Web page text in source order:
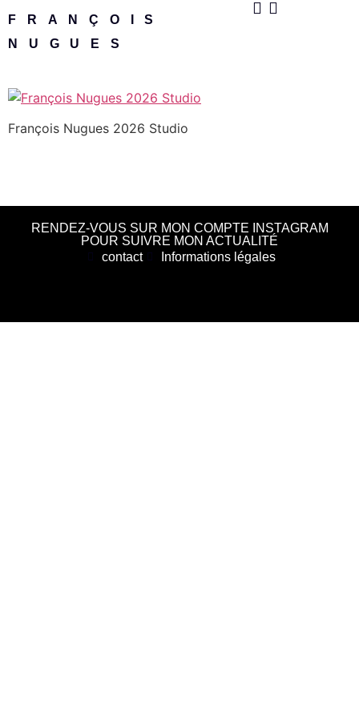
FRANÇOIS
NUGUES
François Nugues 2026 Studio
RENDEZ-VOUS SUR MON COMPTE INSTAGRAM
POUR SUIVRE MON ACTUALITÉ
contact
Informations légales